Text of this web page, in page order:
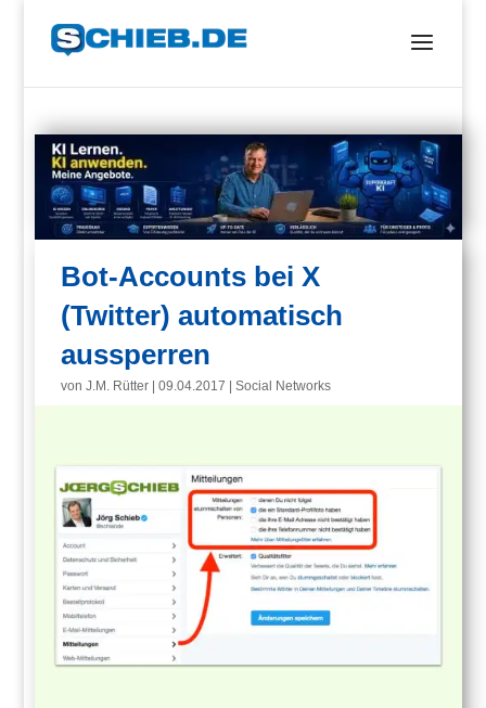
Bot-Accounts bei X
(Twitter) automatisch
aussperren
vonJ.M. Rütter |09.04.2017 |Social Networks